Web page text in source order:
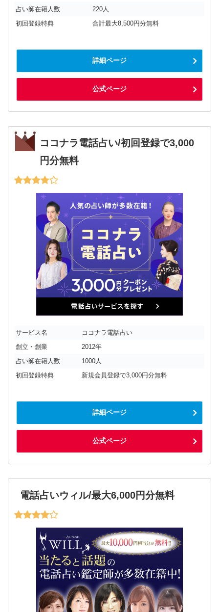
占い師在籍人数
220人
初回登録特典
合計最大8,500円分無料
詳細ページ
公式ページ
ココナラ電話占い/初回登録で3,000
円分無料
サービス名
ココナラ電話占い
創立・創業
2012年
占い師在籍人数
1000人
初回登録特典
新規会員登録で3,000円分無料
詳細ページ
公式ページ
電話占いウィル/最大6,000円分無料